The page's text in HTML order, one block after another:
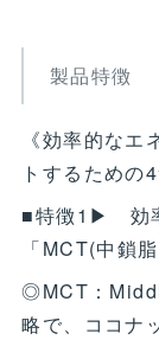
製品特徴
《効率的な
トするための
■特徴1▶ 効率
「MCT(中鎖
◎MCT：
略で、ココナ